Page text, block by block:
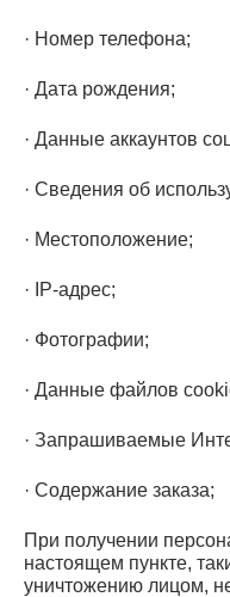
· Номер телефона;
· Дата рождения;
· Данные аккаунтов
· Сведения об
· Местоположение;
· IP-адрес;
· Фотографии;
· Данные файлов
· Запрашиваемые
· Содержание заказа;
При получении
настоящем пункте,
уничтожению лицом,